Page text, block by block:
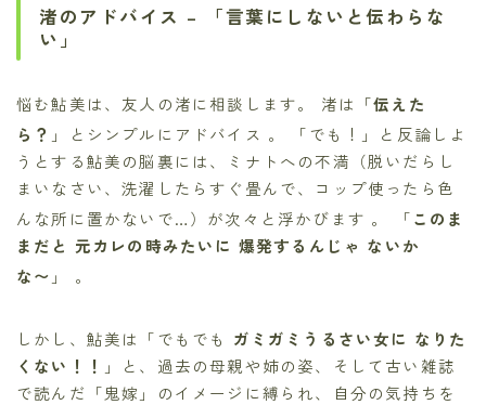
渚のアドバイス – 「言葉にしないと伝わらな
い」
悩む鮎美は、友人の渚に相談します。 渚は「伝えた
ら？ 」とシンプルにアドバイス 。 「でも！」と反論しよ
うとする鮎美の脳裏には、ミナトへの不満（脱いだらし
まいなさい、洗濯したらすぐ畳んで、コップ使ったら色
んな所に置かないで…）が次々と浮かびます 。 「このま
まだと 元カレの時みたいに 爆発するんじゃ ないか
な〜 」 。
しかし、鮎美は「でもでも ガミガミうるさい女に なりた
くない！！ 」と、過去の母親や姉の姿、そして古い雑誌
で読んだ「鬼嫁」のイメージに縛られ、自分の気持ちを